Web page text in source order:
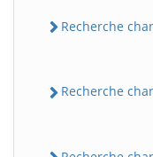
Recherche
Recherche